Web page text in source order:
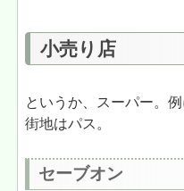
小売り店
というか、スーパー。
街地はパス。
セーブオン